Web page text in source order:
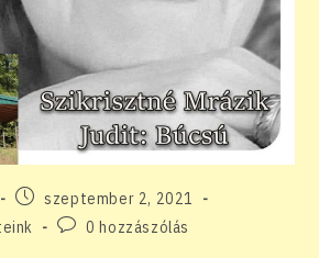
Post
published:
szeptember 2, 2021
Post0 hozzászólás